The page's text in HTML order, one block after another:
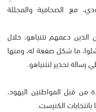
مع الصحافية والمحللة
دعمهم نتنياهو، خلال
المحلية 2018 قد فشلوا، ما شكل صفعة له، ومنها
تحذير لنتنياهو.
من قبل المواطنين اليهود،
الكنيست.